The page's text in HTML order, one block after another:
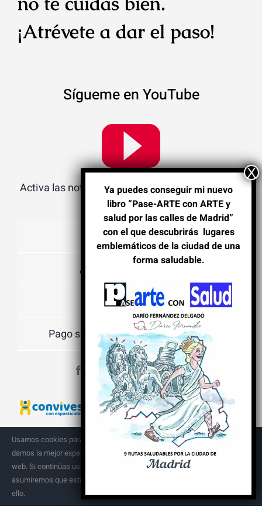
¡Atrévete a dar el paso!
Sígueme en YouTube
Activa las notificaciones para no perderte nada.
VBlog
¿Qué son las cookies?
Política de privacidad
Pago seguro, envíos y devoluciones
Colaboro con:
Ya puedes conseguir mi nuevo
libro “Pase-ARTE con ARTE y
salud por las calles de Madrid”
con el que descubrirás lugares
emblemáticos de la ciudad de una
forma saludable.
Usamos cookies para asegurar que te
damos la mejor experiencia en nuestra
web. Si continúas usando este sitio,
asumiremos que estás de acuerdo con
ello.
Aceptar